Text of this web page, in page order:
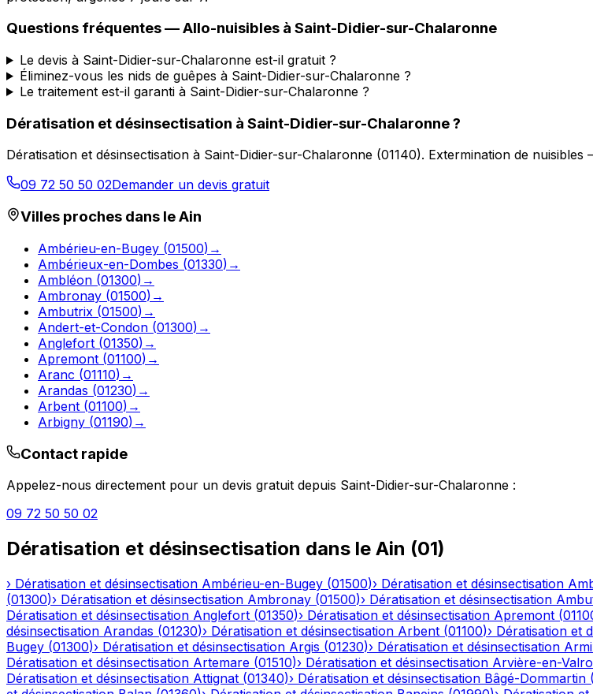
Questions fréquentes —Allo-nuisibles à Saint-Didier-sur-Chalaronne
Le devis à Saint-Didier-sur-Chalaronne est-il gratuit ?
Éliminez-vous les nids de guêpes à Saint-Didier-sur-Chalaronne ?
Le traitement est-il garanti à Saint-Didier-sur-Chalaronne ?
Dératisation et désinsectisation à Saint-Didier-sur-Chalaronne?
Dératisation et désinsectisation à Saint-Didier-sur-Chalaronne (01140). Extermination de
09 72 50 50 02Demander un devis gratuit
Villes proches dans leAin
Ambérieu-en-Bugey (01500) →
Ambérieux-en-Dombes (01330) →
Ambléon (01300) →
Ambronay (01500) →
Ambutrix (01500) →
Andert-et-Condon (01300) →
Anglefort (01350) →
Apremont (01100) →
Aranc (01110) →
Arandas (01230) →
Arbent (01100) →
Arbigny (01190) →
Contact rapide
Appelez-nous directement pour un devis gratuit depuis Saint-Didier-sur-Chalaronne :
09 72 50 50 02
Dératisation et désinsectisation dans le Ain (01)
› Dératisation et désinsectisation Ambérieu-en-Bugey (01500)› Dératisation et désinsectisation
(01300)› Dératisation et désinsectisation Ambronay (01500)› Dératisation et désinsectisation
Dératisation et désinsectisation Anglefort (01350)› Dératisation et désinsectisation Apremont (
désinsectisation Arandas (01230)› Dératisation et désinsectisation Arbent (01100)› Dératisation et
Bugey (01300)› Dératisation et désinsectisation Argis (01230)› Dératisation et désinsectisation
Dératisation et désinsectisation Artemare (01510)› Dératisation et désinsectisation Arvière-en-
Dératisation et désinsectisation Attignat (01340)› Dératisation et désinsectisation Bâgé-Dommartin (